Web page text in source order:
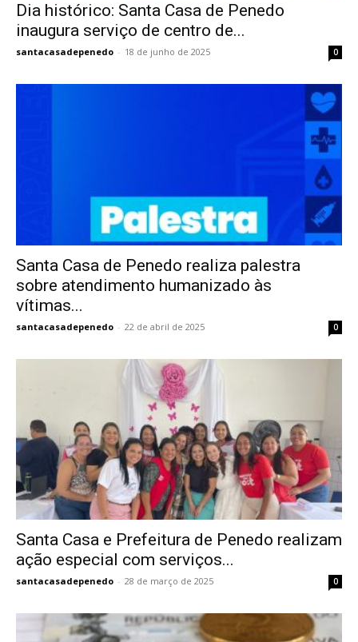
Dia histórico: Santa Casa de Penedo
inaugura serviço de centro de...
santacasadepenedo - 18 de junho de 2025 0
Santa Casa de Penedo realiza palestra
sobre atendimento humanizado às
vítimas...
santacasadepenedo - 22 de abril de 2025 0
Santa Casa e Prefeitura de Penedo realizam
ação especial com serviços...
santacasadepenedo - 28 de março de 2025 0